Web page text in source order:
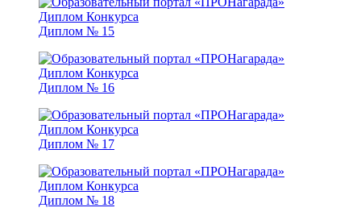
Диплом № 15
Диплом № 16
Диплом № 17
Диплом № 18